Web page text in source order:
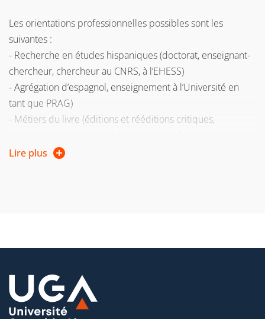
Les orientations professionnelles possibles sont les
suivantes :
- Recherche en études hispaniques (doctorat, enseignant-
chercheur, chercheur au CNRS, à l’EHESS)
- Agrégation d’espagnol, enseignement à l’Université en
tant que PRAG)
- Métiers du livre (éditions et rééditions critiques,
bibliothécaires) et traduction littéraire.
et culturelle (concours catégorie A)
- Géopolitique, transposition des concepts humanistes
(diplomatie, conseils et expertise auprès des entreprises,
des organisations non gouvernementales, des journalistes
Lire plus